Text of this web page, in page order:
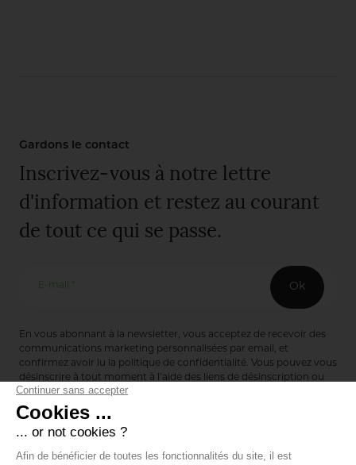
Gardons le contact
Inscrivez-vous à notre lettre
d'information et restez au courant
de tout ce qui se passe.
E-mail * Ok
En vous abonnant à la newsletter, vous acceptez de recevoir des
communications marketing personnalisées par email, et
confirmez avoir lu la politique de confidentialité. Vous pouvez vous
désinscrire à tout moment à l’aide des liens de désinscription ou
en nous contactant via notre formulaire de contact :
493 Route du Château de Bionnay
69640 Lacenas